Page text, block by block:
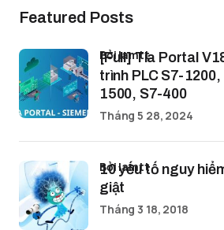
Featured Posts
[Full] Tia Portal
trình PLC S7-
1500, S7-400
bởi lamtt
Tháng 5 28, 2024
10 yếu tố nguy
giật
bởi lamtt
Tháng 3 18, 2018